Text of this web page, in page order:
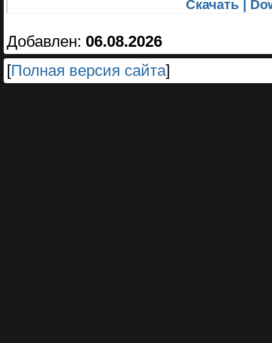
Скачать |
Добавлен: 06.08.2026
[Полная версия сайта]